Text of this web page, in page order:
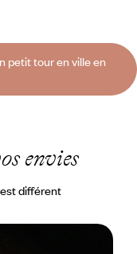
petit tour en ville en
envies
différent